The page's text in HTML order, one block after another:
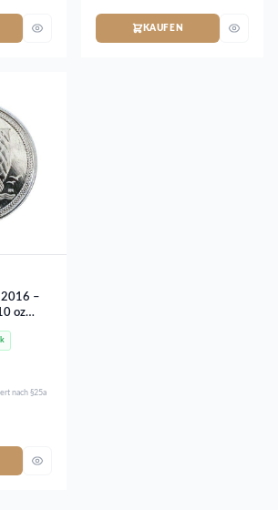
KAUFEN
2016 –
oz
nach §25a